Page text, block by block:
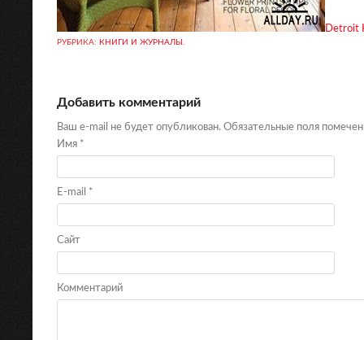
Detroit
РУБРИКА: КНИГИ И ЖУРНАЛЫ
Добавить комментарий
Ваш e-mail не будет опубликован. Обязательные поля
Имя *
E-mail *
Сайт
Комментарий